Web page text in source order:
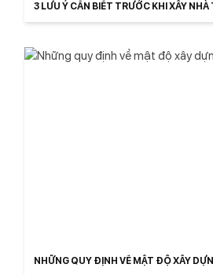
3 LƯU Ý CẦN BIẾT TRƯỚC KHI XÂY
NHỮNG QUY ĐỊNH VỀ MẬT ĐỘ XÂY